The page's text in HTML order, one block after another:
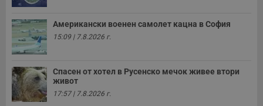
Американски военен самолет кацна в София
15:09 | 7.8.2026 г.
Спасен от хотел в Русенско мечок живее втори
живот
17:57 | 7.8.2026 г.